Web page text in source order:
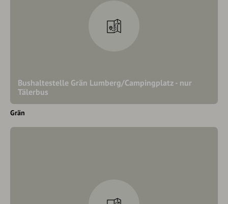
Bushaltestelle Grän Lumberg/Campingplatz - nur
Tälerbus
Grän